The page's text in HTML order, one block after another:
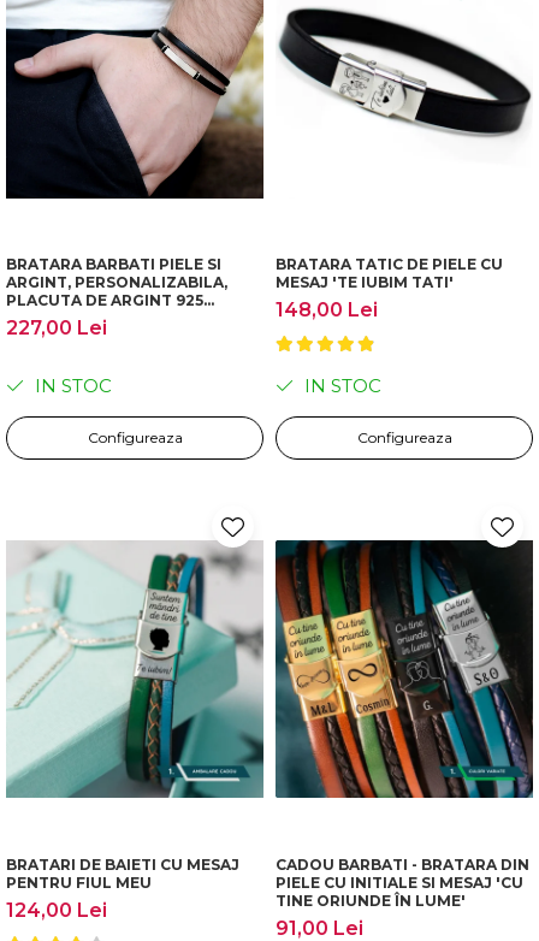
BRATARA BARBATI PIELE SI
ARGINT, PERSONALIZABILA,
PLACUTA DE ARGINT 925
GRAVATA
227,00 Lei
IN STOC
Configureaza
BRATARA TATIC DE PIELE CU
MESAJ 'TE IUBIM TATI'
148,00 Lei
IN STOC
Configureaza
BRATARI DE BAIETI CU MESAJ
PENTRU FIUL MEU
124,00 Lei
CADOU BARBATI - BRATARA DIN
PIELE CU INITIALE SI MESAJ 'CU
TINE ORIUNDE ÎN LUME'
91,00 Lei